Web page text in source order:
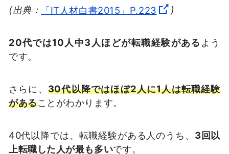
(出典： 「IT人材白書2015」P.223 )
20代では10人中3人ほどが転職経験がある よう
です。
さらに、 30代以降ではほぼ2人に1人は転職経験
があることがわかります。
40代以降では、転職経験がある人のうち、 3回以
上転職した人が最も多いです。